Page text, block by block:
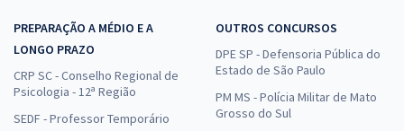
PREPARAÇÃO A MÉDIO E A
LONGO PRAZO
CRP SC - Conselho Regional de
Psicologia - 12ª Região
SEDF - Professor Temporário
OUTROS CONCURSOS
DPE SP - Defensoria Pública do
Estado de São Paulo
PM MS - Polícia Militar de Mato
Grosso do Sul